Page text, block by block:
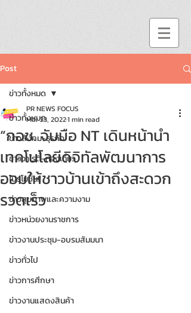
Post
ข่าวทั้งหมด
ข่าวสังคม-ธุรกิจ
ข่าววาไรตี้-ท่องเที่ยว
โปรโมชั่น!!
ข่าวสุขภาพและความงาม
ข่าวหน่วยงานราชการ
ข่าวงานประชุม-อบรมสัมมนา
ข่าวทั่วไป
ข่าวการศึกษา
ข่าวงานแสดงสินค้า
ข่าวทั้งหมด
“กอช. จับมือ NT เดินหน้านำ
เทคโนโลยีดิจิทัลพัฒนาการ
ออมให้ชาวบ้านเข้าถึงสะดวก
รวดเร็ว
PR NEWS FOCUS
Mar 23, 20221 min read